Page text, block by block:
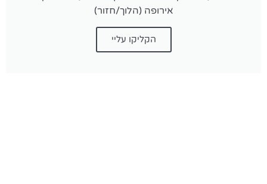
אירופה (הלוך/חזור)
הקליקו עליי